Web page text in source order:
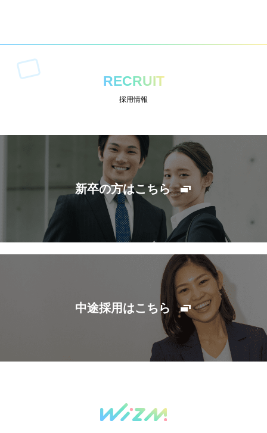
RECRUIT
採用情報
新卒の方はこちら
中途採用はこちら